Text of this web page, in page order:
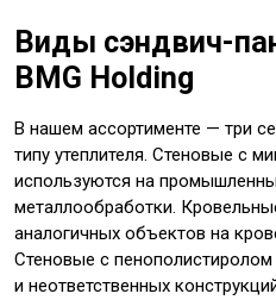
Виды сэндвич-
BMG Holding
В нашем ассортименте — три
типу утеплителя. Стеновые с
используются на
металлообработки.
аналогичных объектов на
Стеновые с
и неответственных